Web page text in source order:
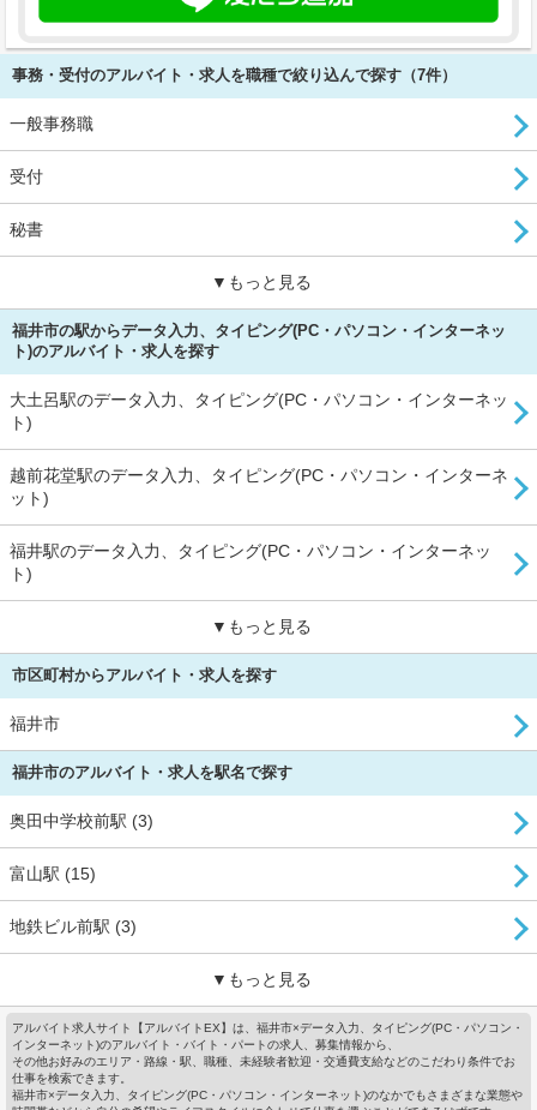
事務・受付のアルバイト・求人を職種で絞り込んで探す（7件）
一般事務職
受付
秘書
▼もっと見る
福井市の駅からデータ入力、タイピング(PC・パソコン・インターネッ
ト)のアルバイト・求人を探す
大土呂駅のデータ入力、タイピング(PC・パソコン・インターネッ
ト)
越前花堂駅のデータ入力、タイピング(PC・パソコン・インターネ
ット)
福井駅のデータ入力、タイピング(PC・パソコン・インターネッ
ト)
▼もっと見る
市区町村からアルバイト・求人を探す
福井市
福井市のアルバイト・求人を駅名で探す
奥田中学校前駅 (3)
富山駅 (15)
地鉄ビル前駅 (3)
▼もっと見る
アルバイト求人サイト【アルバイトEX】は、福井市×データ入力、タイピング(PC・パソコン・
インターネット)のアルバイト・バイト・パートの求人、募集情報から、
その他お好みのエリア・路線・駅、職種、未経験者歓迎・交通費支給などのこだわり条件でお
仕事を検索できます。
福井市×データ入力、タイピング(PC・パソコン・インターネット)のなかでもさまざまな業態や